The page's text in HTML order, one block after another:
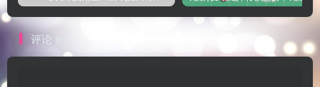
评论